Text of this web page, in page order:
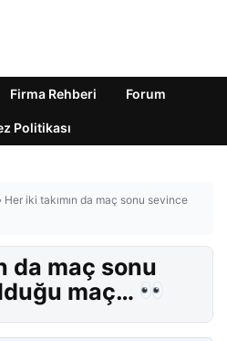
Firma Rehberi Forum
Politikası
› Her iki takımın da maç sonu sevince
da maç sonu
maç…